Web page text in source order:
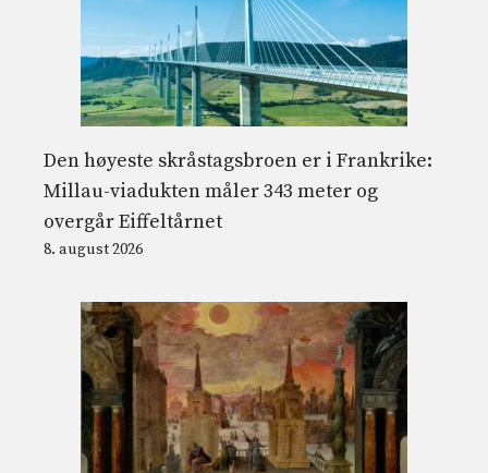
Den høyeste skråstagsbroen er i Frankrike:
Millau-viadukten måler 343 meter og
overgår Eiffeltårnet
8. august 2026